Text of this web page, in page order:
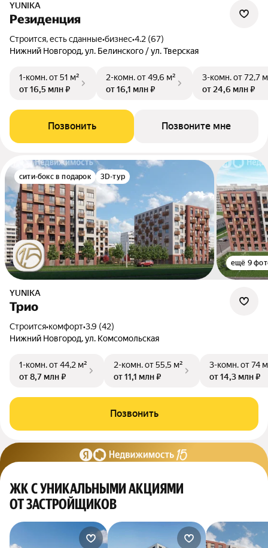
YUNIKA
Резиденция
Строится, есть сданные•бизнес•4.2 (67)
Нижний Новгород, ул. Белинского / ул. Тверская
1-комн.от 51 м²
от 16,5 млн ₽
2-комн.от 49,6 м²
от 16,1 млн ₽
3-комн.от 72,7
от 24,6 млн ₽
Позвонить Позвоните мне
сити-бокс в подарок 3D-тур
ещё 9
YUNIKA
Трио
Строится•комфорт•3.9 (42)
Нижний Новгород, ул. Комсомольская
1-комн.от 44,2 м²
от 8,7 млн ₽
2-комн.от 55,5 м²
от 11,1 млн ₽
3-комн.от 74
от 14,3 млн ₽
Позвонить
ЖК С УНИКАЛЬНЫМИ АКЦИЯМИ
ОТ ЗАСТРОЙЩИКОВ